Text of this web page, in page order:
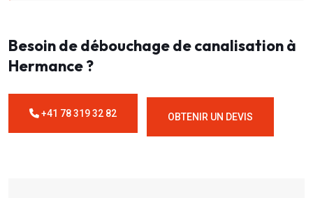
Besoin de débouchage de canalisation à
Hermance ?
+41 78 319 32 82 OBTENIR UN DEVIS